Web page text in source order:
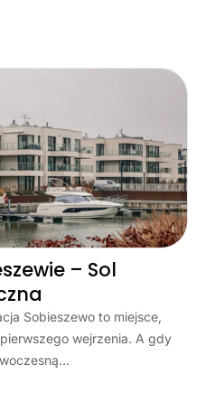
– Sol
Sobieszewo to miejsce,
wejrzenia. A gdy